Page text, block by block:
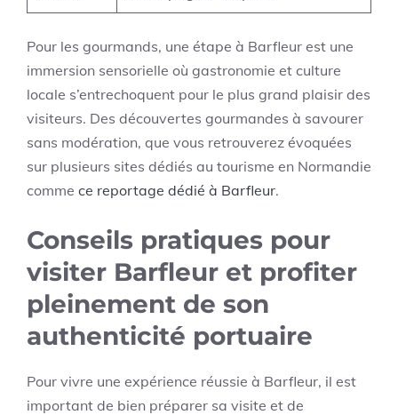
Pour les gourmands, une étape à Barfleur est une
immersion sensorielle où gastronomie et culture
locale s’entrechoquent pour le plus grand plaisir des
visiteurs. Des découvertes gourmandes à savourer
sans modération, que vous retrouverez évoquées
sur plusieurs sites dédiés au tourisme en Normandie
comme ce reportage dédié à Barfleur.
Conseils pratiques pour
visiter Barfleur et profiter
pleinement de son
authenticité portuaire
Pour vivre une expérience réussie à Barfleur, il est
important de bien préparer sa visite et de